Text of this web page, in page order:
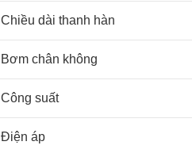
Chiều dài thanh hàn
Bơm chân không
Công suất
Điện áp